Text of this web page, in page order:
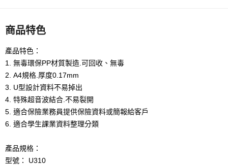
商品特色
產品特色：
1. 無毒環保PP材質製造.可回收、無毒
2. A4規格.厚度0.17mm
3. U型設計資料不易掉出
4. 特殊超音波結合.不易裂開
5. 適合保險業務員提供保險資料或簡報給客戶
6. 適合學生課業資料整理分類
產品規格：
型號： U310